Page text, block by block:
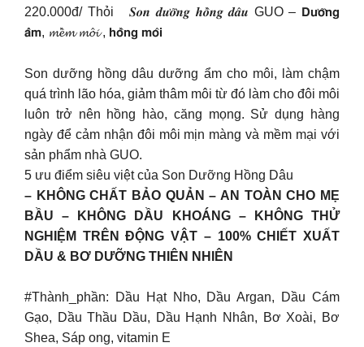
220.000đ/ Thỏi
𝑺𝒐𝒏 𝒅𝒖̛𝒐̛̃𝒏𝒈 𝒉𝒐̂̀𝒏𝒈 𝒅𝒂̂𝒖 GUO – 𝗗𝘂̛𝗼̛̃𝗻𝗴
𝗮̂̉𝗺, 𝓶𝓮̂̀𝓶 𝓶𝓸̂𝓲 , 𝗵𝗼̂̀𝗻𝗴 𝗺𝗼̂𝗶
Son dưỡng hồng dâu dưỡng ẩm cho môi, làm chậm
quá trình lão hóa, giảm thâm môi từ đó làm cho đôi môi
luôn trở nên hồng hào, căng mọng. Sử dụng hàng
ngày để cảm nhận đôi môi mịn màng và mềm mại với
sản phẩm nhà GUO.
5 ưu điểm siêu việt của Son Dưỡng Hồng Dâu
– KHÔNG CHẤT BẢO QUẢN – AN TOÀN CHO MẸ
BẦU – KHÔNG DẦU KHOÁNG – KHÔNG THỬ
NGHIỆM TRÊN ĐỘNG VẬT – 100% CHIẾT XUẤT
DẦU & BƠ DƯỠNG THIÊN NHIÊN
#Thành_phần: Dầu Hạt Nho, Dầu Argan, Dầu Cám
Gạo, Dầu Thầu Dầu, Dầu Hạnh Nhân, Bơ Xoài, Bơ
Shea, Sáp ong, vitamin E